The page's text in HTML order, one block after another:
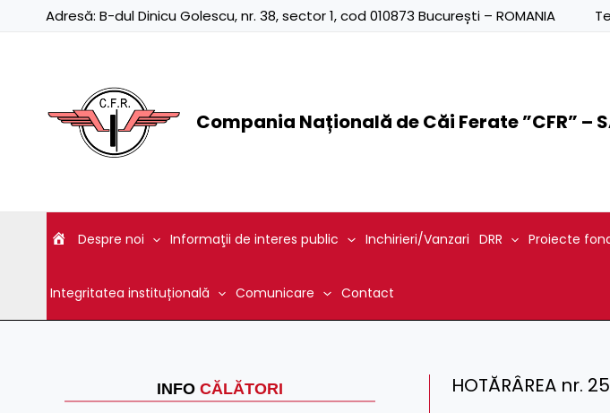
Adresă: B-dul Dinicu Golescu, nr. 38, sector 1, cod 010873 București – ROMANIA
Compania Națională de Căi Ferate ”CFR” –
Despre noi Informaţii de interes public Inchirieri/Vanzari DRR Proiecte
Integritatea instituțională Comunicare Contact
INFO CĂLĂTORI HOTĂRÂREA nr.